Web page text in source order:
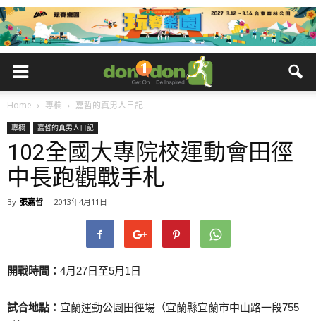
Home 專欄 嘉哲的真男人日記
專欄 嘉哲的真男人日記
102全國大專院校運動會田徑
中長跑觀戰手札
By 張嘉哲 - 2013年4月11日
開戰時間： 4月27日至5月1日
試合地點： 宜蘭運動公園田徑場（宜蘭縣宜蘭市中山路一段755